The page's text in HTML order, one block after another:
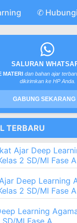
✆
SALURAN
MATERI dan bahan ajar
dikirimkan ke HP Anda.
GABUNG
TERBARU
Ajar Deep
2 SD/MI Fase A
Deep Learning
2 SD/MI Fase A
Learning
SD/MI Fase A